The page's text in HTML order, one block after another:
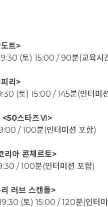
트>
(토) 15:00 / 90분(교육시
리>
(토) 15:00 / 145분(인터미
<50스타즈Ⅵ>
/ 100분(인터미션 포함)
리아 콘체르토>
/ 100분(인터미션 포함)
러브 스캔들>
(토) 15:00 / 120분(인터